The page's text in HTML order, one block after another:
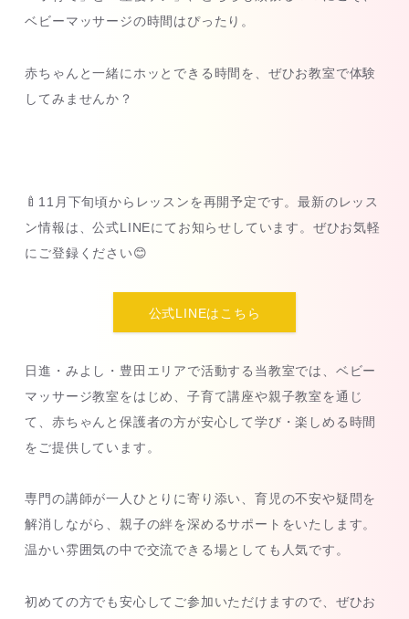
ベビーマッサージの時間はぴったり。
赤ちゃんと一緒にホッとできる時間を、ぜひお教室で体験
してみませんか？
🍼11月下旬頃からレッスンを再開予定です。最新のレッス
ン情報は、公式LINEにてお知らせしています。ぜひお気軽
にご登録ください😊
公式LINEはこちら
日進・みよし・豊田エリアで活動する当教室では、ベビー
マッサージ教室をはじめ、子育て講座や親子教室を通じ
て、赤ちゃんと保護者の方が安心して学び・楽しめる時間
をご提供しています。
専門の講師が一人ひとりに寄り添い、育児の不安や疑問を
解消しながら、親子の絆を深めるサポートをいたします。
温かい雰囲気の中で交流できる場としても人気です。
初めての方でも安心してご参加いただけますので、ぜひお